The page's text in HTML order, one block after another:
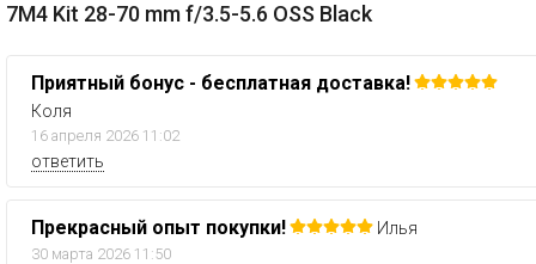
7M4 Kit 28-70 mm f/3.5-5.6 OSS Black
Приятный бонус - бесплатная доставка!
Коля
16 апреля 2026 11:02
ответить
Прекрасный опыт покупки! Илья
30 марта 2026 11:50